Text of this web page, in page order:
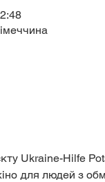
для людей з